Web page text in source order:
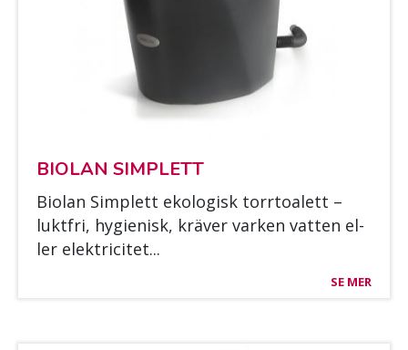
BIO­LAN SIMPLETT
Bio­lan Simplett eko­lo­gisk torr­toa­lett –
luktfri, hy­gie­nisk, krä­ver var­ken vat­ten el­
ler elekt­rici­tet...
SE MER